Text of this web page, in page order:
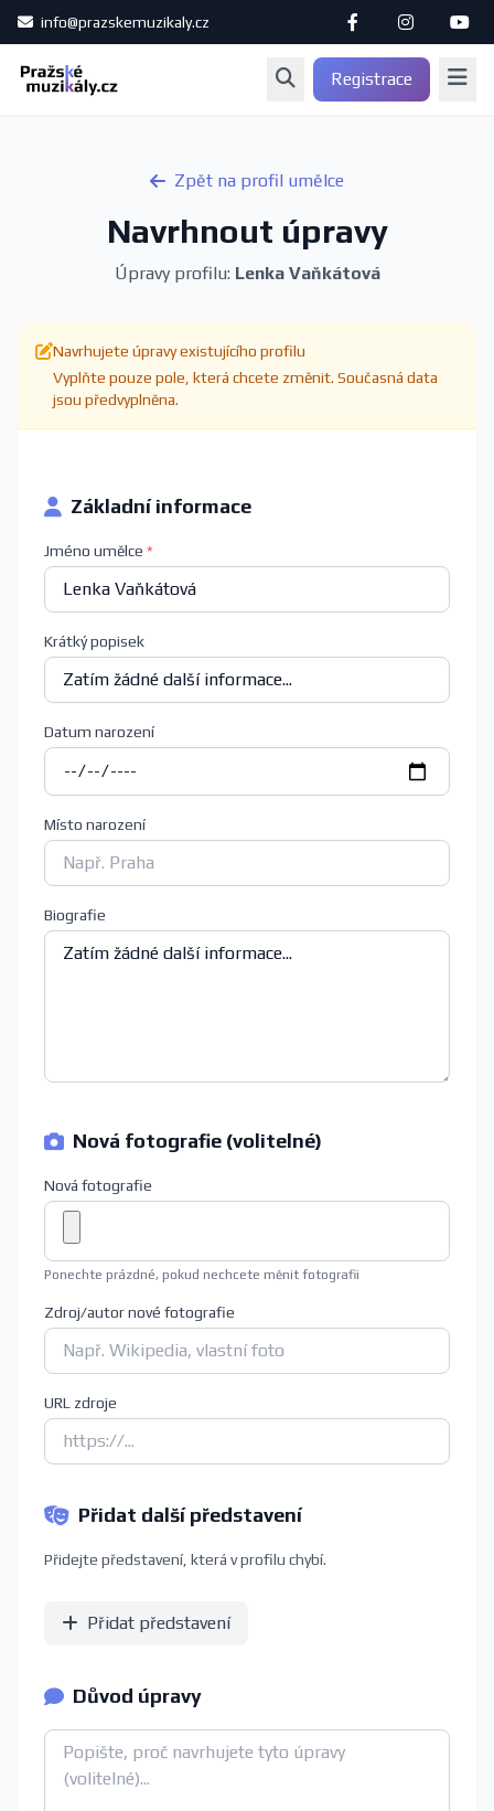
info@prazskemuzikaly.cz
Registrace
Zpět na profil umělce
Navrhnout úpravy
Úpravy profilu: Lenka Vaňkátová
Navrhujete úpravy existujícího profilu
Vyplňte pouze pole, která chcete změnit. Současná data
jsou předvyplněna.
Základní informace
Jméno umělce *
Krátký popisek
Datum narození
Místo narození
Biografie
Nová fotografie (volitelné)
Nová fotografie
Ponechte prázdné, pokud nechcete měnit fotografii
Zdroj/autor nové fotografie
URL zdroje
Přidat další představení
Přidejte představení, která v profilu chybí.
Přidat představení
Důvod úpravy